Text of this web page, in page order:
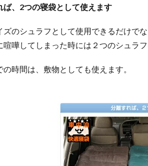
ば、2つの寝袋として使えます
ズのシュラフとして使用できるだけで
喧嘩してしまった時には２つのシュラ
の時間は、敷物としても使えます。